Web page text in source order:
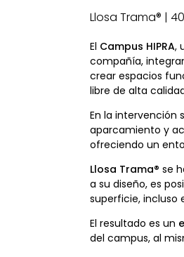
Llosa Trama® |
El Campus HIPRA,
compañía,
crear espacios
libre de alta
En la intervención
aparcamiento y
ofreciendo un
Llosa Trama® se
a su diseño, es
superficie, incluso
El resultado es un
del campus, al